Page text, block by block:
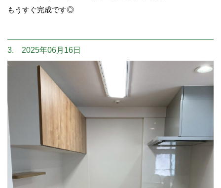
もうすぐ完成です◎
3. 2025年06月16日